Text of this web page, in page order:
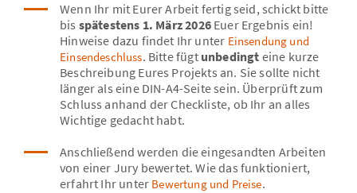
Wenn Ihr mit Eurer Arbeit fertig seid, schickt bitte
bis spätestens 1. März 2026Euer Ergebnis ein!
Hinweise dazu findet Ihr unter Einsendung und
Einsendeschluss. Bitte fügt unbedingt eine kurze
Beschreibung Eures Projekts an. Sie sollte nicht
länger als eine DIN-A4-Seite sein. Überprüft zum
Schluss anhand der Checkliste, ob Ihr an alles
Wichtige gedacht habt.
Anschließend werden die eingesandten Arbeiten
von einer Jury bewertet. Wie das funktioniert,
erfahrt Ihr unter Bewertung und Preise.